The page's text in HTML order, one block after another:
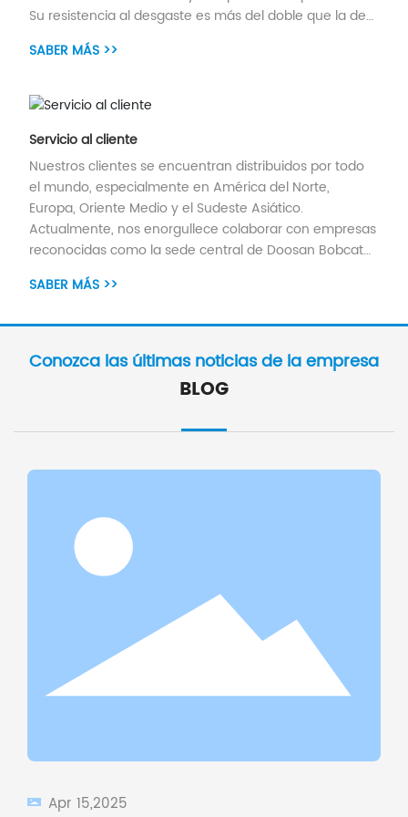
Su resistencia al desgaste es más del doble que la de
los productos convencionales, lo que prolonga
significativamente la vida útil de nuestros cepillos y
efectivamente los costos operativos de nuestros
SABER MÁS >>
Servicio al cliente
Nuestros clientes se encuentran distribuidos por todo
el mundo, especialmente en América del Norte,
Europa, Oriente Medio y el Sudeste Asiático.
Actualmente, nos enorgullece colaborar con empresas
reconocidas como la sede central de Doosan Bobcat
en Corea del Sur y el Centro de Piezas de JCB en el
Reino Unido.
SABER MÁS >>
Conozca las últimas noticias de la empresa
BLOG
Apr 15,2025